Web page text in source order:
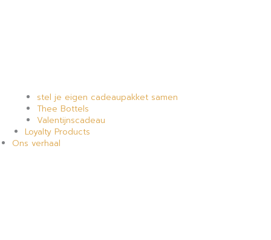
stel je eigen cadeaupakket samen
Thee Bottels
Valentijnscadeau
Loyalty Products
Ons verhaal